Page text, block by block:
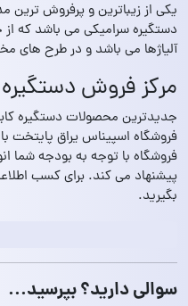
یکی از زیباترین و پرفروش
دستگیره سرامیکی می باشد که
آلیاژها می باشد و در طرح های
مرکز فروش
جدیدترین محصولات دستگیره
فروشگاه اسپیناس یراق پایتخت
فروشگاه با توجه به بودجه شما
پیشنهاد می کند. برای کسب
بگیرید.
سوالی دارید؟ بپرسید...